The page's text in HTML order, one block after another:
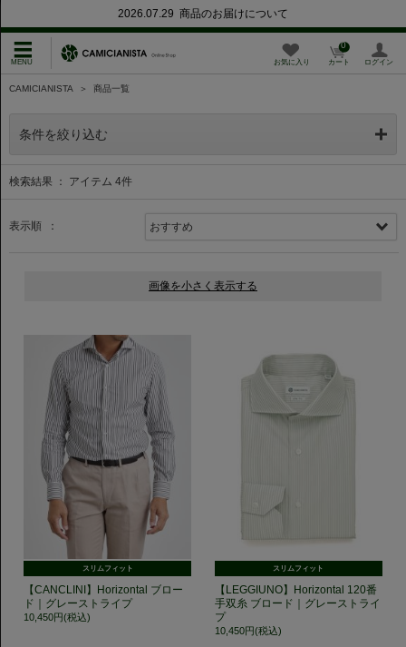
2026.07.29 商品のお届けについて
お気に入り カート
0
ログイン
CAMICIANISTA ＞ 商品一覧
条件を絞り込む
検索結果 ： アイテム 4件
表示順 ：
スリムフィット
【CANCLINI】Horizontal ブロー
ド｜グレーストライプ
10,450円(税込)
スリムフィット
【LEGGIUNO】Horizontal 120番
手双糸 ブロード｜グレーストライ
プ
10,450円(税込)